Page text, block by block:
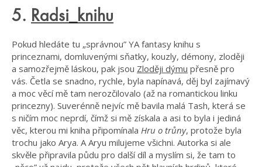
5. Radsi_knihu
Pokud hledáte tu „správnou” YA fantasy knihu s
princeznami, domluvenými sňatky, kouzly, démony, zloději
a samozřejmě láskou, pak jsou Zloději dýmu přesně pro
vás. Četla se snadno, rychle, byla napínavá, děj byl zajímavý
a moc věcí mě tam nerozčilovalo (až na romantickou linku
princezny). Suverénně nejvíc mě bavila malá Tash, která se
s ničím moc neprdí, čímž si mě získala a asi to byla i jediná
věc, kterou mi kniha připomínala Hru o trůny, protože byla
trochu jako Arya. A Aryu milujeme všichni. Autorka si ale
skvěle připravila půdu pro další díl a myslím si, že tam to